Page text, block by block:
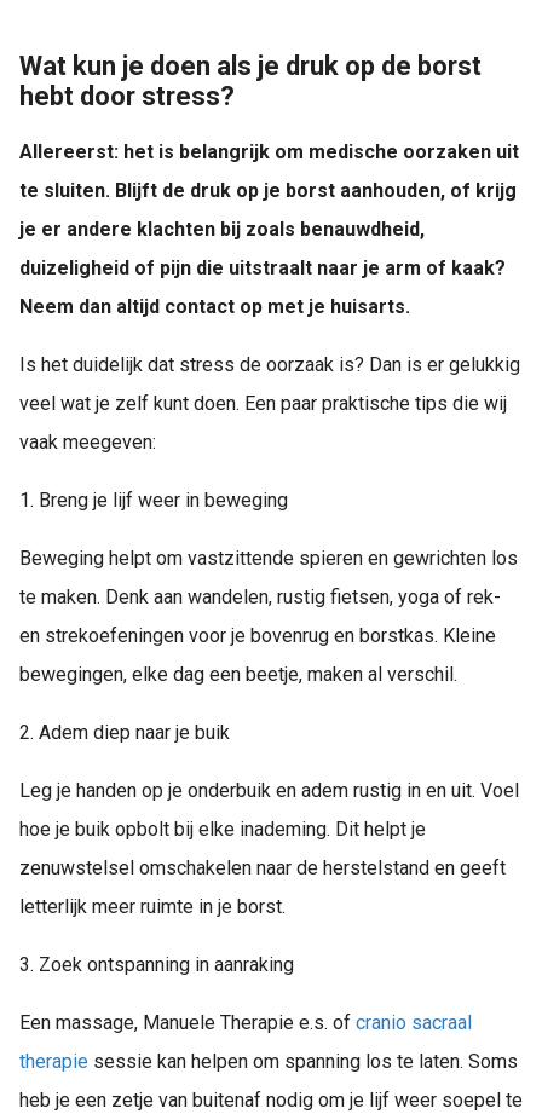
Wat kun je doen als je druk op de borst
hebt door stress?
Allereerst: het is belangrijk om medische oorzaken uit
te sluiten. Blijft de druk op je borst aanhouden, of krijg
je er andere klachten bij zoals benauwdheid,
duizeligheid of pijn die uitstraalt naar je arm of kaak?
Neem dan altijd contact op met je huisarts.
Is het duidelijk dat stress de oorzaak is? Dan is er gelukkig
veel wat je zelf kunt doen. Een paar praktische tips die wij
vaak meegeven:
1. Breng je lijf weer in beweging
Beweging helpt om vastzittende spieren en gewrichten los
te maken. Denk aan wandelen, rustig fietsen, yoga of rek-
en strekoefeningen voor je bovenrug en borstkas. Kleine
bewegingen, elke dag een beetje, maken al verschil.
2. Adem diep naar je buik
Leg je handen op je onderbuik en adem rustig in en uit. Voel
hoe je buik opbolt bij elke inademing. Dit helpt je
zenuwstelsel omschakelen naar de herstelstand en geeft
letterlijk meer ruimte in je borst.
3. Zoek ontspanning in aanraking
Een massage, Manuele Therapie e.s. of cranio sacraal
therapie sessie kan helpen om spanning los te laten. Soms
heb je een zetje van buitenaf nodig om je lijf weer soepel te